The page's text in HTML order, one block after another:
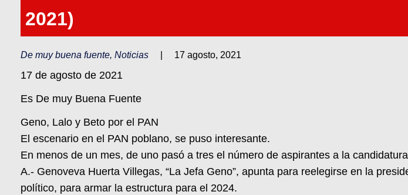
2021)
De muy buena fuente,Noticias 17 agosto, 2021
17 de agosto de 2021
Es De muy Buena Fuente
Geno, Lalo y Beto por el PAN
El escenario en el PAN poblano, se puso interesante.
En menos de un mes, de uno pasó a tres el número de aspirantes a la
A.- Genoveva Huerta Villegas, “La Jefa Geno”, apunta para reelegirse en la
político, para armar la estructura para el 2024.